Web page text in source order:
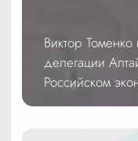
Виктор
делегации
Российском